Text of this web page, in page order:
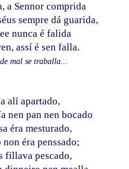
a Sennor comprida
sempre dá guarida,
nunca é falida
assí é sen falla.
mal se traballa...
alí apartado,
nen pan nen bocado
éra mesturado,
éra penssado;
fillava pescado,